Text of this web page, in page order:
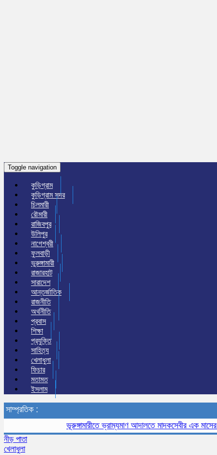
Toggle navigation
কুড়িগ্রাম
কুড়িগ্রাম সদর
চিলমারী
রৌমারী
রাজিবপুর
উলিপুর
নাগেশ্বরী
ফুলবাড়ী
ভুরুঙ্গামারী
রাজারহাট
সারাদেশ
আন্তর্জাতিক
রাজনীতি
অর্থনীতি
প্রবাস
শিক্ষা
প্রযুক্তি
সাহিত্য
খেলাধুলা
ফিচার
মতামত
ইসলাম
সাম্প্রতিক :
ভূরুঙ্গামারীতে ভ্রাম্যমাণ আদালতে মাদকসেবীর এক মাসের
নীড় পাতা
খেলাধুলা